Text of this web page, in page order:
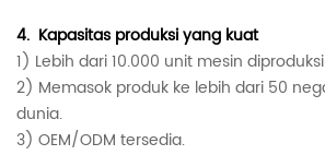
4. Kapasitas produksi yang kuat
1) Lebih dari 10.000 unit mesin
2) Memasok produk ke lebih dari 50
dunia.
3) OEM/ODM tersedia.